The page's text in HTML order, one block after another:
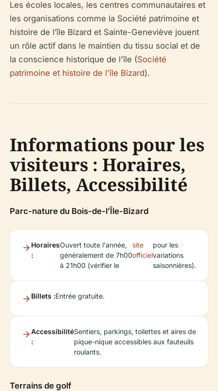
Les écoles locales, les centres communautaires et
les organisations comme la Société patrimoine et
histoire de l’île Bizard et Sainte-Geneviève jouent
un rôle actif dans le maintien du tissu social et de
la conscience historique de l'île (Société
patrimoine et histoire de l'île Bizard).
Informations pour les
visiteurs : Horaires,
Billets, Accessibilité
Parc-nature du Bois-de-l’Île-Bizard
Horaires
:
Ouvert toute l'année,
généralement de 7h00
à 21h00 (vérifier le
site
officiel
pour les
variations
saisonnières).
Billets :Entrée gratuite.
Accessibilité
:
Sentiers, parkings, toilettes et aires de
pique-nique accessibles aux fauteuils
roulants.
Terrains de golf